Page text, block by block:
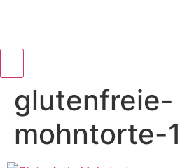
glutenfreie-
mohntorte-1